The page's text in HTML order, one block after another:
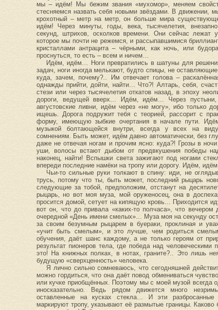
мы – идём! Мы бежим звания «мухомор», меняем
стесняемся назвать себя новыми звёздами. В движении,
крохотный – метр на метр, он больше мира
идём! Через минуты, годы, века, тысячелетия,
секунд, штрихов, осколков времени. Они сейчас
которое мы почти не режемся, и рассыпавшимися
кристаллами антрацита – чёрными, как ночь, или
проснуться, то есть – всем и ничем…
Идём, идём… Ноги превратились в шатуны для
задач, ноги иногда мелькают, будто спицы, не
куда, зачем, почему?.. Им отвечает голова –
однажды прийти, дойти, найти… Что?! Алтарь, себя,
стези или через тысячелетия откатов назад, в эпоху
дороги, ведущей вверх… Идём, идём… Через пустыни,
августовские ливни, идём через «не могу», ибо только
ищешь. Дорога подружит тебя с теорией, рассорит с
форму, имеющую зыбкие очертания в начале пути.
музыкой болтающейся внутри, всегда у всех на
сомнениям. Быть может, идём давно автоматически, без
даже не отвечая ногам и прочим ясно: куда?! Грозы в
уши, волосы встают дыбом от предвкушения победы
наконец, найти! Вспышки света зажигают под ногами
впереди последние намёки на тропу или дорогу. Идём,
Чьи-то сильные руки толкают в спину: иди, не
трусь, потому что ты, быть может, последний рыцарь
следующие за тобой, предположим, отстанут на
рыцарь, но вот моя муза, мой оруженосец, она в
просится домой, сетует на кипящую кровь… Приходится
вот он, что до привала «каких-то полчаса», что вечером
очередной «День имени смелых»… Муза моя на секунду
за своим безумным рыцарем в буераки, проклиная и
«учит быть смелым», и это лучше, чем родиться
обучения, даёт шанс каждому, а не только героям от
результат пионеров тела, где победа над человеческими
это! На книжных полках, в нотах, граните?.. Это лишь
будущую «сверхценность» человека.
Я лично сильно сомневаюсь, что сегодняшней
можно гордиться, что она даёт повод обмениваться
или кучке приобщённых. Поэтому мы с моей музой
иносказательно. Ведь рядом движется много
оставленные на кусках стекла… И эти
маркируют тропу, указывают её размытые границы.